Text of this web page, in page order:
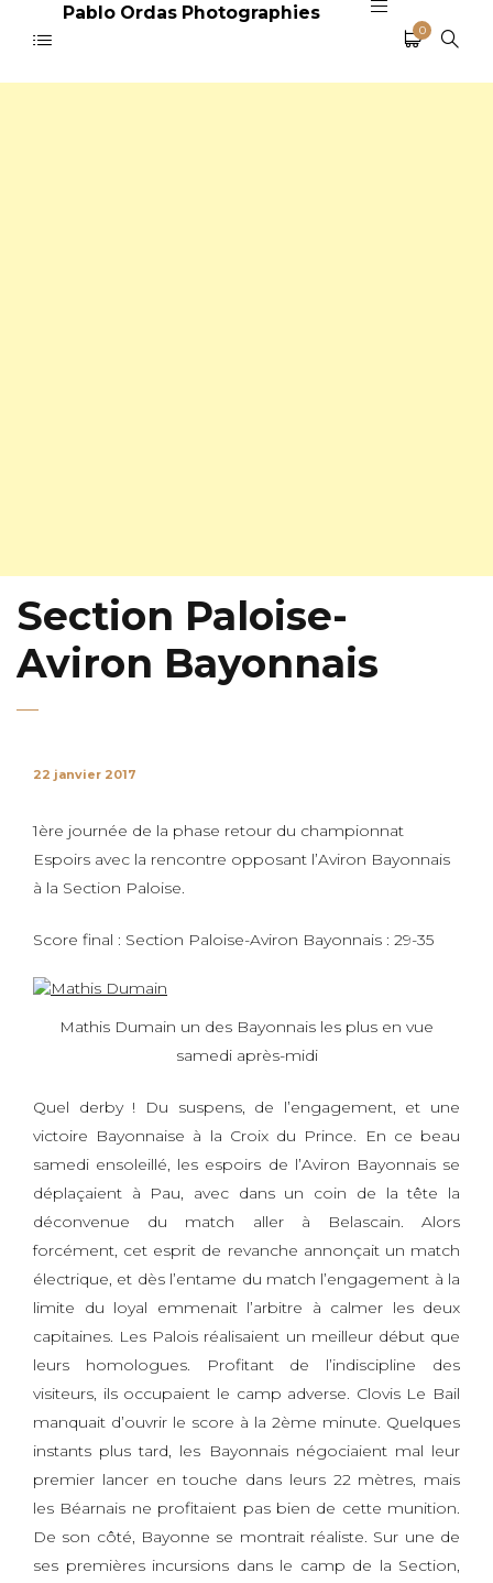
Pablo Ordas Photographies
0
Section Paloise-
Aviron Bayonnais
22 janvier 2017
1ère journée de la phase retour du championnat
Espoirs avec la rencontre opposant l’Aviron Bayonnais
à la Section Paloise.
Score final : Section Paloise-Aviron Bayonnais : 29-35
Mathis Dumain un des Bayonnais les plus en vue
samedi après-midi
Quel derby ! Du suspens, de l’engagement, et une
victoire Bayonnaise à la Croix du Prince. En ce beau
samedi ensoleillé, les espoirs de l’Aviron Bayonnais se
déplaçaient à Pau, avec dans un coin de la tête la
déconvenue du match aller à Belascain. Alors
forcément, cet esprit de revanche annonçait un match
électrique, et dès l’entame du match l’engagement à la
limite du loyal emmenait l’arbitre à calmer les deux
capitaines. Les Palois réalisaient un meilleur début que
leurs homologues. Profitant de l’indiscipline des
visiteurs, ils occupaient le camp adverse. Clovis Le Bail
manquait d’ouvrir le score à la 2ème minute. Quelques
instants plus tard, les Bayonnais négociaient mal leur
premier lancer en touche dans leurs 22 mètres, mais
les Béarnais ne profitaient pas bien de cette munition.
De son côté, Bayonne se montrait réaliste. Sur une de
ses premières incursions dans le camp de la Section,